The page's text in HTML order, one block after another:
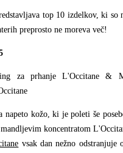
top 10 izdelkov, ki so
preprosto ne moreva več!
za prhanje L'Occitane &
napeto kožo, ki je poleti še
koncentratom
vsak dan nežno odstranjuje